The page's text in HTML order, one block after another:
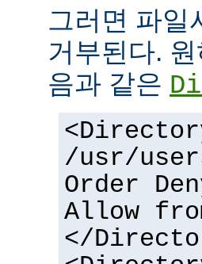
그러면 파일
거부된다.
음과 같은
/usr/
Order
Allow
</